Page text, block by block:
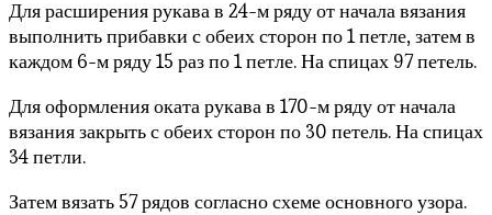
Для расширения рукава в 24-м ряду от начала вязания
выполнить прибавки с обеих сторон по 1 петле, затем в
каждом 6-м ряду 15 раз по 1 петле. На спицах 97 петель.
Для оформления оката рукава в 170-м ряду от начала
вязания закрыть с обеих сторон по 30 петель. На спицах
34 петли.
Затем вязать 57 рядов согласно схеме основного узора.